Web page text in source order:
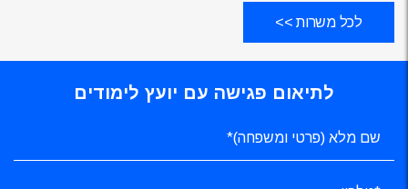
לכל משרות >>
לתיאום פגישה עם יועץ לימודים